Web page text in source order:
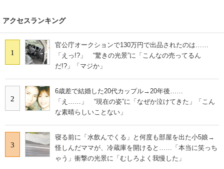
アクセスランキング
1
官公庁オークションで130万円で出品されたのは……
「えっ!?」 “驚きの光景”に「こんなの売ってるん
だ!?」「マジか」
2
6歳差で結婚した20代カップル→20年後……
「え……」 “現在の姿”に「なぜか泣けてきた」「こん
な素晴らしいことない」
3
寝る前に「水飲んでくる」と何度も部屋を出た小5娘→
怪しんだママが、冷蔵庫を開けると……「本当に笑っち
ゃう」衝撃の光景に「むしろよく我慢した」